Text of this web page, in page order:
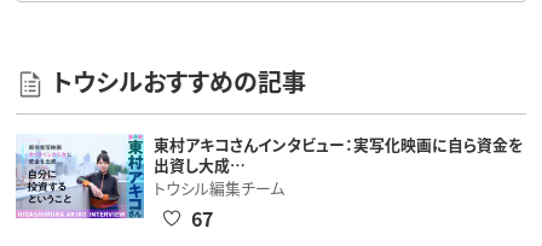
トウシルおすすめの記事
東村アキコさんインタビュー：実写化映画に自ら資金を
出資し大成…
トウシル編集チーム
67